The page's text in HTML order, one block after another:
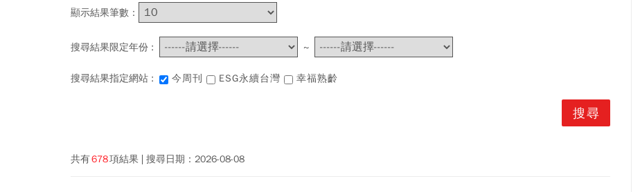
顯示結果筆數：
搜尋結果限定年份 : ~
搜尋結果指定網站 : 今周刊 ESG永續台灣 幸福熟齡
共有678項結果 搜尋日期： 2026-08-08